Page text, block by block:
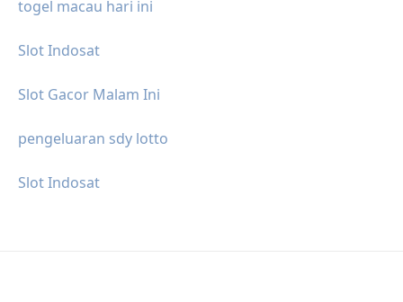
togel macau hari ini
Slot Indosat
Slot Gacor Malam Ini
pengeluaran sdy lotto
Slot Indosat